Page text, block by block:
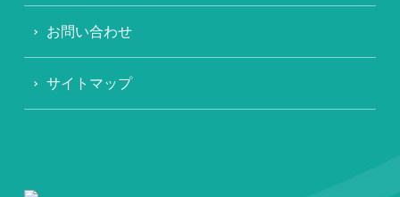
お問い合わせ
サイトマップ